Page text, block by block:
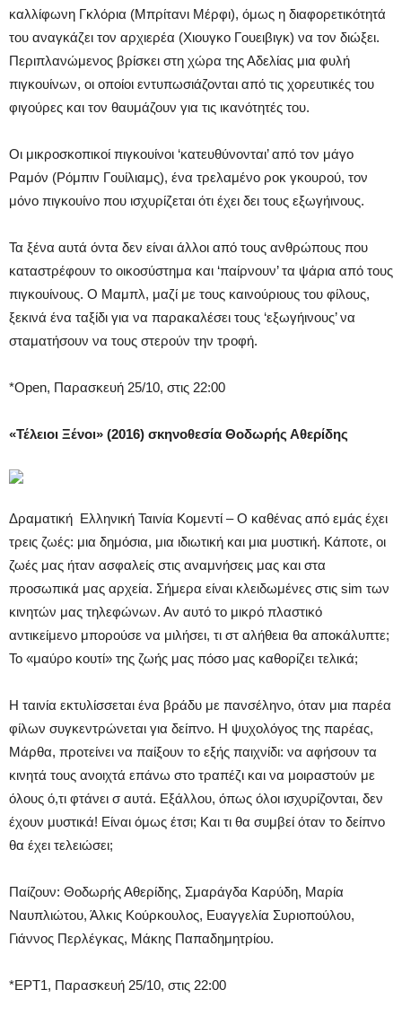
καλλίφωνη Γκλόρια (Μπρίτανι Μέρφι), όμως η διαφορετικότητά
του αναγκάζει τον αρχιερέα (Χιουγκο Γουειβιγκ) να τον διώξει.
Περιπλανώμενος βρίσκει στη χώρα της Αδελίας μια φυλή
πιγκουίνων, οι οποίοι εντυπωσιάζονται από τις χορευτικές του
φιγούρες και τον θαυμάζουν για τις ικανότητές του.
Οι μικροσκοπικοί πιγκουίνοι ‘κατευθύνονται’ από τον μάγο
Ραμόν (Ρόμπιν Γουίλιαμς), ένα τρελαμένο ροκ γκουρού, τον
μόνο πιγκουίνο που ισχυρίζεται ότι έχει δει τους εξωγήινους.
Τα ξένα αυτά όντα δεν είναι άλλοι από τους ανθρώπους που
καταστρέφουν το οικοσύστημα και ‘παίρνουν’ τα ψάρια από τους
πιγκουίνους. Ο Μαμπλ, μαζί με τους καινούριους του φίλους,
ξεκινά ένα ταξίδι για να παρακαλέσει τους ‘εξωγήινους’ να
σταματήσουν να τους στερούν την τροφή.
*Open, Παρασκευή 25/10, στις 22:00
«Τέλειοι Ξένοι» (2016) σκηνοθεσία Θοδωρής Αθερίδης
Δραματική Ελληνική Ταινία Κομεντί – Ο καθένας από εμάς έχει
τρεις ζωές: μια δημόσια, μια ιδιωτική και μια μυστική. Κάποτε, οι
ζωές μας ήταν ασφαλείς στις αναμνήσεις μας και στα
προσωπικά μας αρχεία. Σήμερα είναι κλειδωμένες στις sim των
κινητών μας τηλεφώνων. Αν αυτό το μικρό πλαστικό
αντικείμενο μπορούσε να μιλήσει, τι στ αλήθεια θα αποκάλυπτε;
Το «μαύρο κουτί» της ζωής μας πόσο μας καθορίζει τελικά;
Η ταινία εκτυλίσσεται ένα βράδυ με πανσέληνο, όταν μια παρέα
φίλων συγκεντρώνεται για δείπνο. Η ψυχολόγος της παρέας,
Μάρθα, προτείνει να παίξουν το εξής παιχνίδι: να αφήσουν τα
κινητά τους ανοιχτά επάνω στο τραπέζι και να μοιραστούν με
όλους ό,τι φτάνει σ αυτά. Εξάλλου, όπως όλοι ισχυρίζονται, δεν
έχουν μυστικά! Είναι όμως έτσι; Και τι θα συμβεί όταν το δείπνο
θα έχει τελειώσει;
Παίζουν: Θοδωρής Αθερίδης, Σμαράγδα Καρύδη, Μαρία
Ναυπλιώτου, Άλκις Κούρκουλος, Ευαγγελία Συριοπούλου,
Γιάννος Περλέγκας, Μάκης Παπαδημητρίου.
*ΕΡΤ1, Παρασκευή 25/10, στις 22:00